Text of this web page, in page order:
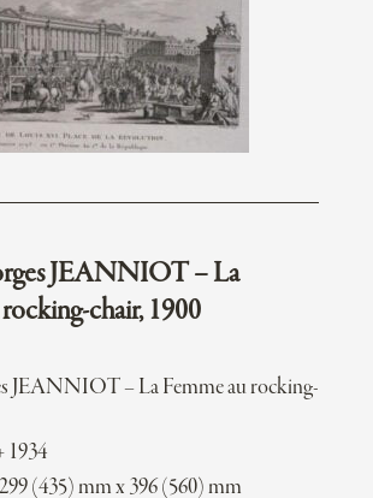
JEANNIOT – La
chair, 1900
JEANNIOT – La Femme au rocking-
1934
(435) mm x 396 (560) mm